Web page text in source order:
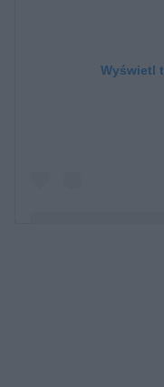
Wyświetl